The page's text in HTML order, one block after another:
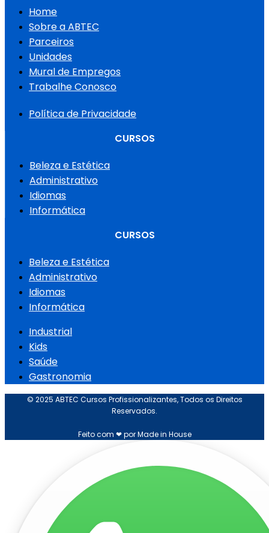
Home
Sobre a ABTEC
Parceiros
Unidades
Mural de Empregos
Trabalhe Conosco
Política de Privacidade
CURSOS
Beleza e Estética
Administrativo
Idiomas
Informática
CURSOS
Beleza e Estética
Administrativo
Idiomas
Informática
Industrial
Kids
Saúde
Gastronomia
© 2025 ABTEC Cursos Profissionalizantes, Todos os Direitos
Reservados.
Feito com ❤ por Made in House